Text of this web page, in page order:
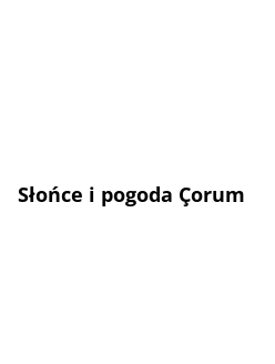
Słońce i pogoda Çorum